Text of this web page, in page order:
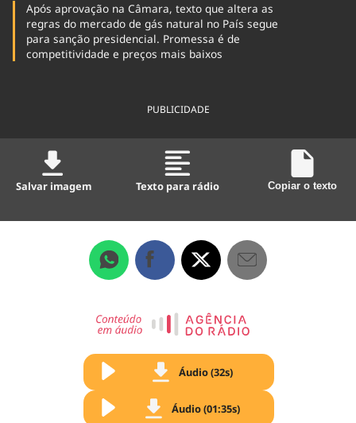
Após aprovação na Câmara, texto que altera as
regras do mercado de gás natural no País segue
para sanção presidencial. Promessa é de
competitividade e preços mais baixos
PUBLICIDADE
Salvar imagem Texto para rádio Copiar o texto
Áudio (32s)
Áudio (01:35s)